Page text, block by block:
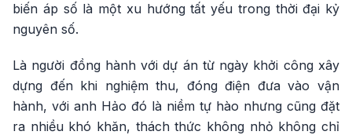
biến áp số là một xu hướng tất yếu trong thời đại kỷ
nguyên số.
Là người đồng hành với dự án từ ngày khởi công xây
dựng đến khi nghiệm thu, đóng điện đưa vào vận
hành, với anh Hảo đó là niềm tự hào nhưng cũng đặt
ra nhiều khó khăn, thách thức không nhỏ không chỉ